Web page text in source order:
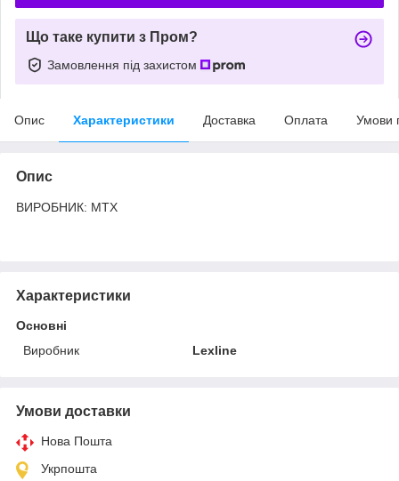
Що таке купити з Пром?
Замовлення під захистом
Опис Характеристики Доставка Оплата Умови
Опис
ВИРОБНИК: MTX
Характеристики
Основні
Виробник
Lexline
Умови доставки
Нова Пошта
Укрпошта